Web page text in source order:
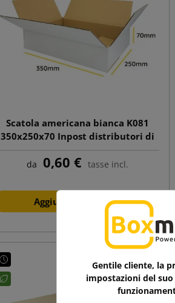
Scatola americana bianca K081
350x250x70 Inpost distributori di
pacchi taglia A
da 0,60 € tasse incl.
Aggiungi al carrello
Gentile cliente, la
impostazioni del